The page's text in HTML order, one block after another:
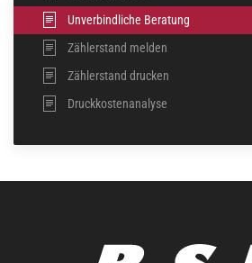
Unverbindliche Beratung
Zählerstand melden
Zählerstand drucken
Druckkostenanalyse